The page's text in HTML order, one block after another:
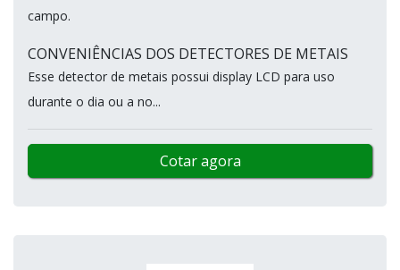
campo.
CONVENIÊNCIAS DOS DETECTORES DE METAIS
Esse detector de metais possui display LCD para uso
durante o dia ou a no...
Cotar agora